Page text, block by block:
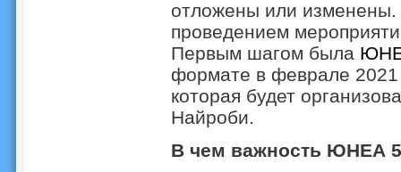
отложены или изменены.
проведением
Первым шагом была
формате в феврале
которая будет
Найроби.
В чем важность ЮНЕА